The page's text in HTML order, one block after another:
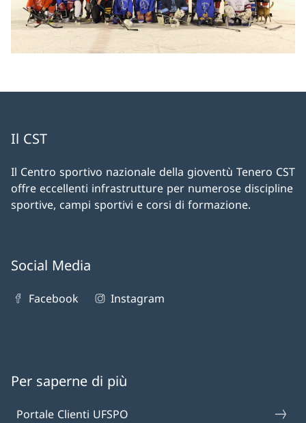
Il CST
Il Centro sportivo nazionale della gioventù Tenero CST
offre eccellenti infrastrutture per numerose discipline
sportive, campi sportivi e corsi di formazione.
Social Media
Facebook Instagram
Per saperne di più
Portale Clienti UFSPO